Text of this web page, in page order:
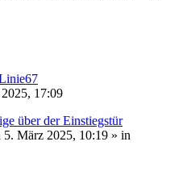
17:09
über der Einstiegstür
März 2025, 10:19 » in